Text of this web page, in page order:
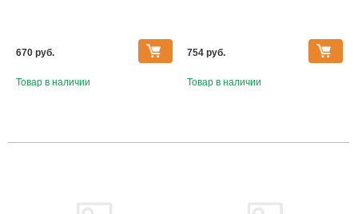
670 pуб.
Товар в наличии
754 pуб.
Товар в наличии